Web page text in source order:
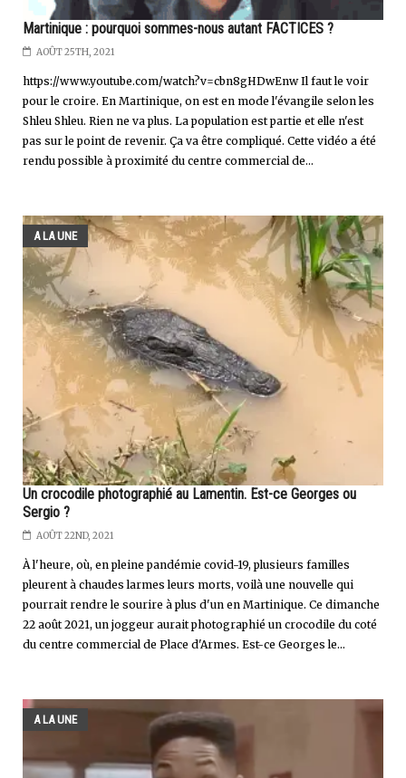
Martinique : pourquoi sommes-nous autant FACTICES ?
AOÛT 25TH, 2021
https://www.youtube.com/watch?v=cbn8gHDwEnw Il faut le voir
pour le croire. En Martinique, on est en mode l'évangile selon les
Shleu Shleu. Rien ne va plus. La population est partie et elle n'est
pas sur le point de revenir. Ça va être compliqué. Cette vidéo a été
rendu possible à proximité du centre commercial de...
A LA UNE
Un crocodile photographié au Lamentin. Est-ce Georges ou
Sergio ?
AOÛT 22ND, 2021
À l'heure, où, en pleine pandémie covid-19, plusieurs familles
pleurent à chaudes larmes leurs morts, voilà une nouvelle qui
pourrait rendre le sourire à plus d'un en Martinique. Ce dimanche
22 août 2021, un joggeur aurait photographié un crocodile du coté
du centre commercial de Place d'Armes. Est-ce Georges le...
A LA UNE